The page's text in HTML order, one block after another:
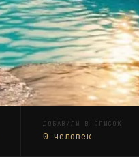
ДОБАВИЛИ В СПИСОК
0 человек